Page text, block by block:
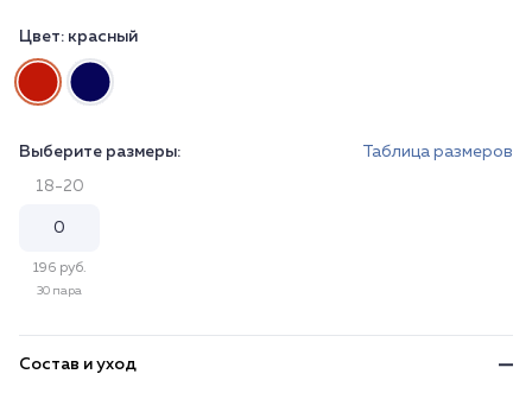
Цвет: красный
Выберите размеры: Таблица размеров
18-20
196 руб.
30 пара
Состав и уход